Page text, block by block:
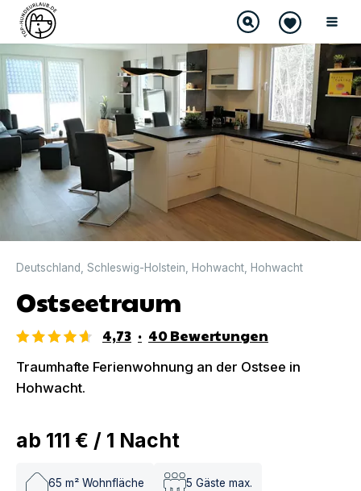
DIREKT BUCHBAR
Deutschland Schleswig-Holstein Hohwacht Hohwacht
Ostseetraum
4,73 · 40Bewertungen
Traumhafte Ferienwohnung an der Ostsee in
Hohwacht.
ab 111 € / 1 Nacht
65 m² Wohnfläche 5 Gäste max.